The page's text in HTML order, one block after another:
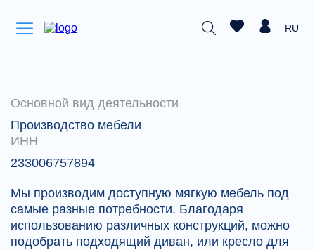
RU
Основной вид деятельности
Производство мебели
ИНН
233006757894
Мы производим доступную мягкую мебель под
самые разные потребности. Благодаря
использованию различных конструкций, можно
подобрать подходящий диван, или кресло для